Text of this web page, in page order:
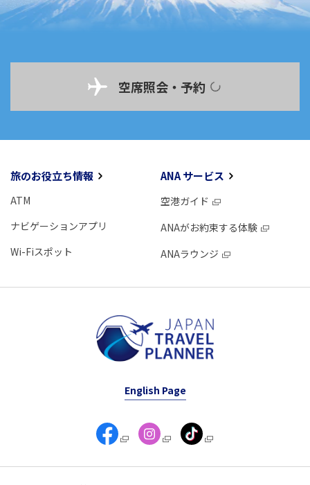
空席照会・予約
旅のお役立ち情報
ATM
ナビゲーションアプリ
Wi-Fiスポット
ANA サービス
空港ガイド
ANAがお約束する体験
ANAラウンジ
English Page